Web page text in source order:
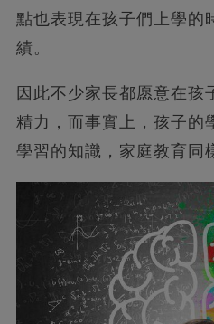
點也表現在孩子們上學的
績。
因此不少家長都愿意在孩
精力，而事實上，孩子的
學習的知識，家庭教育同